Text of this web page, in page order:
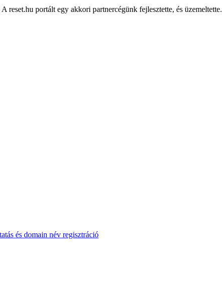
reset.hu portált egy akkori partnercégünk fejlesztette, és üzemeltette.